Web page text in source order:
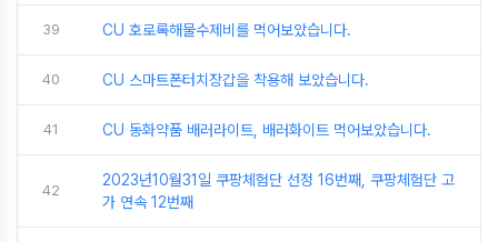
39 CU 호로록해물수제비를 먹어보았습니다.
40 CU 스마트폰터치장갑을 착용해 보았습니다.
41 CU 동화약품 배러라이트, 배러화이트 먹어보았습니다.
42
2023년10월31일 쿠팡체험단 선정 16번째, 쿠팡체험단 고
가 연속 12번째